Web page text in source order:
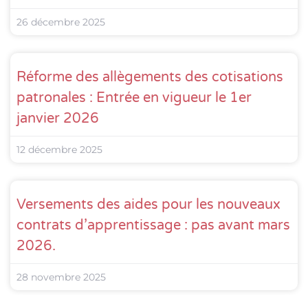
26 décembre 2025
Réforme des allègements des cotisations
patronales : Entrée en vigueur le 1er
janvier 2026
12 décembre 2025
Versements des aides pour les nouveaux
contrats d’apprentissage : pas avant mars
2026.
28 novembre 2025